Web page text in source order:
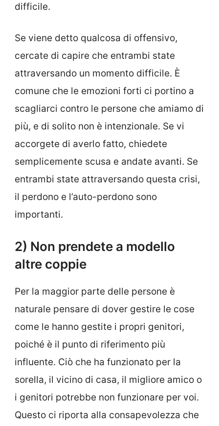
difficile.
Se viene detto qualcosa di offensivo,
cercate di capire che entrambi state
attraversando un momento difficile. È
comune che le emozioni forti ci portino a
scagliarci contro le persone che amiamo di
più, e di solito non è intenzionale. Se vi
accorgete di averlo fatto, chiedete
semplicemente scusa e andate avanti. Se
entrambi state attraversando questa crisi,
il perdono e l’auto-perdono sono
importanti.
2) Non prendete a modello
altre coppie
Per la maggior parte delle persone è
naturale pensare di dover gestire le cose
come le hanno gestite i propri genitori,
poiché è il punto di riferimento più
influente. Ciò che ha funzionato per la
sorella, il vicino di casa, il migliore amico o
i genitori potrebbe non funzionare per voi.
Questo ci riporta alla consapevolezza che